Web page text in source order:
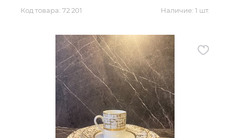
Код товара: 72 201 Наличие: 1 шт.